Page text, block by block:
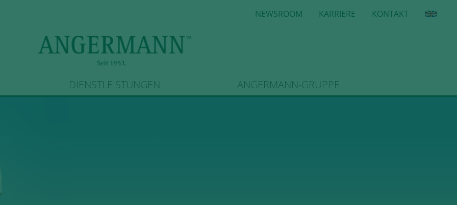
NEWSROOM KARRIERE KONTAKT
DIENSTLEISTUNGEN ANGERMANN-GRUPPE